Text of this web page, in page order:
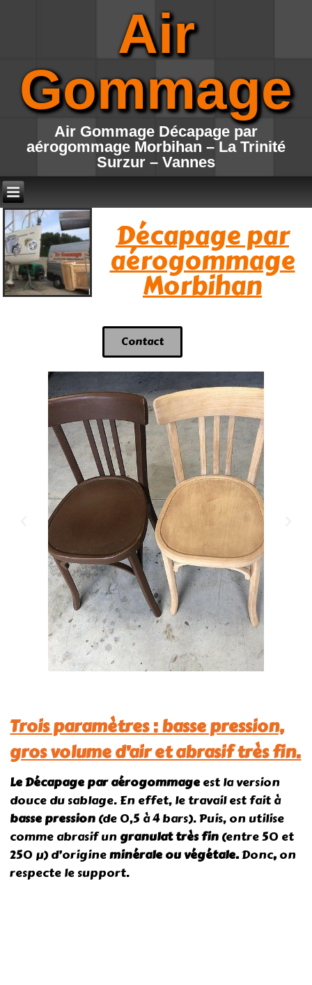
Air
Gommage
Air Gommage Décapage par
aérogommage Morbihan – La Trinité
Surzur – Vannes
Décapage par
aérogommage
Morbihan
Contact
Trois paramètres : basse pression,
gros volume d’air et abrasif très fin.
Le Décapage par aérogommageest la version
douce du sablage. En effet, le travail est fait à
basse pression(de 0,5 à 4 bars). Puis, on utilise
comme abrasif ungranulat très fin(entre 50 et
250 µ) d’origineminérale ou végétale.Donc,on
respecte le support.